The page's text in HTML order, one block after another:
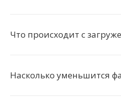
Что происходит с
Насколько уменьшится